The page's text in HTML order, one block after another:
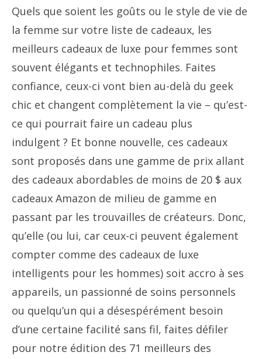
Quels que soient les goûts ou le style de vie de
la femme sur votre liste de cadeaux, les
meilleurs cadeaux de luxe pour femmes sont
souvent élégants et technophiles. Faites
confiance, ceux-ci vont bien au-delà du geek
chic et changent complètement la vie – qu’est-
ce qui pourrait faire un cadeau plus
indulgent ? Et bonne nouvelle, ces cadeaux
sont proposés dans une gamme de prix allant
des cadeaux abordables de moins de 20 $ aux
cadeaux Amazon de milieu de gamme en
passant par les trouvailles de créateurs. Donc,
qu’elle (ou lui, car ceux-ci peuvent également
compter comme des cadeaux de luxe
intelligents pour les hommes) soit accro à ses
appareils, un passionné de soins personnels
ou quelqu’un qui a désespérément besoin
d’une certaine facilité sans fil, faites défiler
pour notre édition des 71 meilleurs des